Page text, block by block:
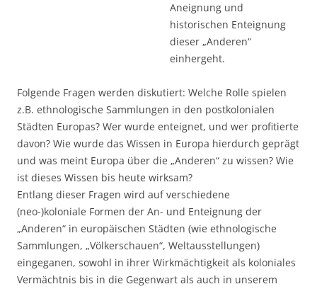
Aneignung und
historischen Enteignung
dieser „Anderen“
einhergeht.
Folgende Fragen werden diskutiert: Welche Rolle spielen
z.B. ethnologische Sammlungen in den postkolonialen
Städten Europas? Wer wurde enteignet, und wer profitierte
davon? Wie wurde das Wissen in Europa hierdurch geprägt
und was meint Europa über die „Anderen“ zu wissen? Wie
ist dieses Wissen bis heute wirksam?
Entlang dieser Fragen wird auf verschiedene
(neo-)koloniale Formen der An- und Enteignung der
„Anderen“ in europäischen Städten (wie ethnologische
Sammlungen, „Völkerschauen“, Weltausstellungen)
eingeganen, sowohl in ihrer Wirkmächtigkeit als koloniales
Vermächtnis bis in die Gegenwart als auch in unserem